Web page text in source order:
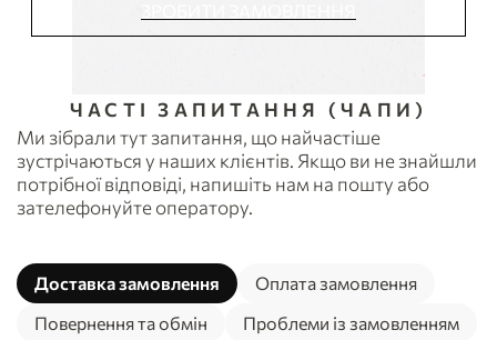
ЧАСТІ ЗАПИТАННЯ (ЧАПИ)
Ми зібрали тут запитання, що найчастіше
зустрічаються у наших клієнтів. Якщо ви не знайшли
потрібної відповіді, напишіть нам на пошту або
зателефонуйте оператору.
Доставка замовлення
Оплата замовлення
Повернення та обмін
Проблеми із замовленням